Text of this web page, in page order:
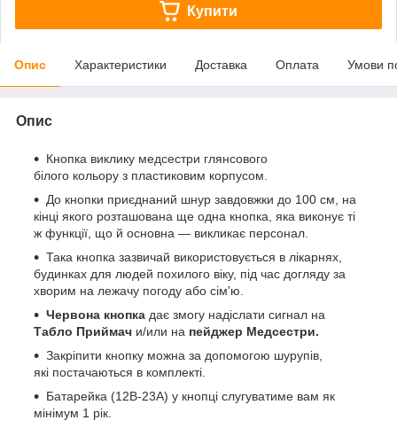
Купити
Опис Характеристики Доставка Оплата Умови
Опис
Кнопка виклику медсестри глянсового
білого кольору з пластиковим корпусом.
До кнопки приєднаний шнур завдовжки до 100 см, на
кінці якого розташована ще одна кнопка, яка виконує ті
ж функції, що й основна — викликає персонал.
Така кнопка зазвичай використовується в лікарнях,
будинках для людей похилого віку, під час догляду за
хворим на лежачу погоду або сім'ю.
Червона кнопка дає змогу надіслати сигнал на
Табло Приймач и/или на пейджер Медсестри.
Закріпити кнопку можна за допомогою шурупів,
які постачаються в комплекті.
Батарейка (12В-23А) у кнопці слугуватиме вам як
мінімум 1 рік.